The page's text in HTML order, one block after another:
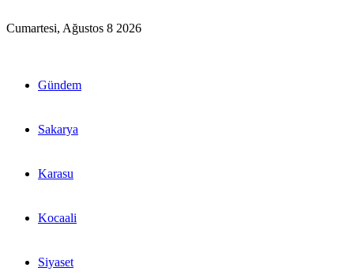
Cumartesi, Ağustos 8 2026
Gündem
Sakarya
Karasu
Kocaali
Siyaset